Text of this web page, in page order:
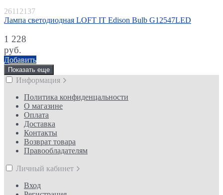
26112137
Лампа светодиодная LOFT IT Edison Bulb G12547LED
1 228
руб.
Добавить
Показать еще
Информация
Политика конфиденцальности
О магазине
Оплата
Доставка
Контакты
Возврат товара
Правообладателям
Личный кабинет
Вход